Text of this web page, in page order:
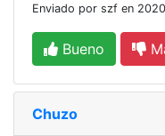
Enviado por szf en
Bueno
Chuzo